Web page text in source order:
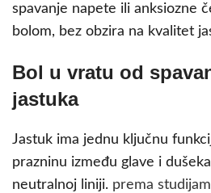
spavanje napete ili anksiozne
bolom, bez obzira na kvalitet
Bol u vratu od
jastuka
Jastuk ima jednu ključnu
prazninu između glave i
neutralnoj liniji. prema